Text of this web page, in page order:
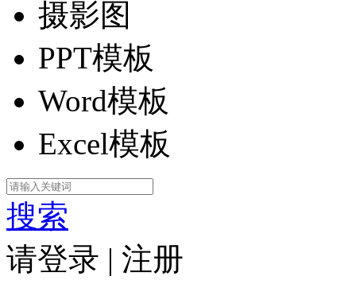
摄影图
PPT模板
Word模板
Excel模板
搜索
请登录 | 注册